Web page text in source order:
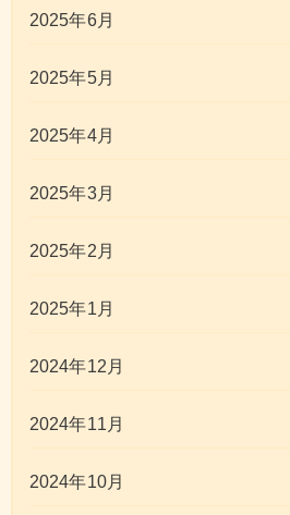
2025年6月
2025年5月
2025年4月
2025年3月
2025年2月
2025年1月
2024年12月
2024年11月
2024年10月